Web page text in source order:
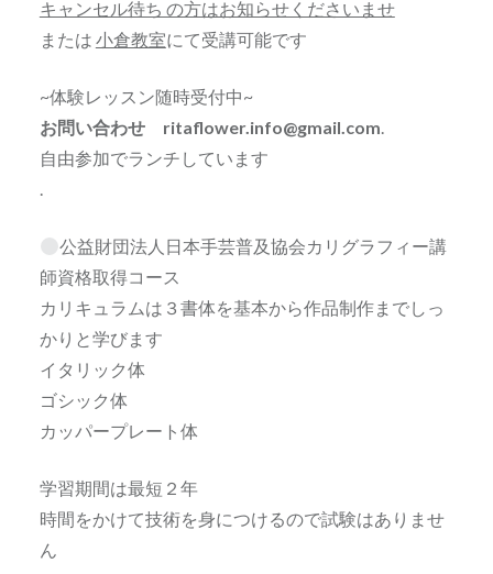
キャンセル待ち の方はお知らせくださいませ
または 小倉教室にて受講可能です
~体験レッスン随時受付中~
お問い合わせ ritaflower.info@gmail.com.
自由参加でランチしています
.
公益財団法人日本手芸普及協会カリグラフィー講
師資格取得コース
カリキュラムは３書体を基本から作品制作までしっ
かりと学びます
イタリック体
ゴシック体
カッパープレート体
学習期間は最短２年
時間をかけて技術を身につけるので試験はありませ
ん